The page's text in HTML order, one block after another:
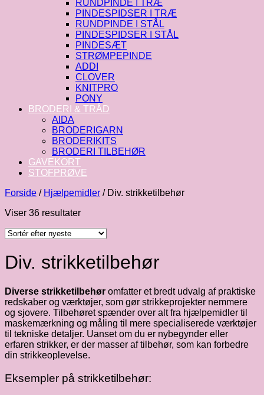
RUNDPINDE I TRÆ
PINDESPIDSER I TRÆ
RUNDPINDE I STÅL
PINDESPIDSER I STÅL
PINDESÆT
STRØMPEPINDE
ADDI
CLOVER
KNITPRO
PONY
BRODERI & TRÅD
AIDA
BRODERIGARN
BRODERIKITS
BRODERI TILBEHØR
GAVEKORT
STOFPRØVE
Forside / Hjælpemidler /Div. strikketilbehør
Viser 36 resultaterSorteret
seneste
Div. strikketilbehør
Diverse strikketilbehør omfatter et bredt udvalg af praktiske
redskaber og værktøjer, som gør strikkeprojekter nemmere
og sjovere. Tilbehøret spænder over alt fra hjælpemidler til
maskemærkning og måling til mere specialiserede værktøjer
til tekniske detaljer. Uanset om du er nybegynder eller
erfaren strikker, er der masser af tilbehør, som kan forbedre
din strikkeoplevelse.
Eksempler på strikketilbehør: